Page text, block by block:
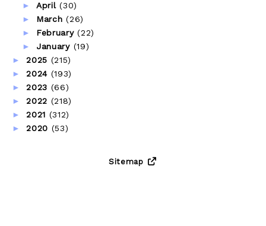
► April(30)
► March(26)
► February(22)
► January (19)
►2025 (215)
►2024 (193)
►2023 (66)
►2022 (218)
►2021 (312)
►2020 (53)
Sitemap